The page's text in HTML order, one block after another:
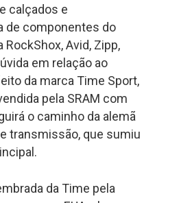
calçados e
de componentes do
Avid, Zipp,
em relação ao
da marca Time Sport,
pela SRAM com
o caminho da alemã
transmissão, que sumiu
da Time pela